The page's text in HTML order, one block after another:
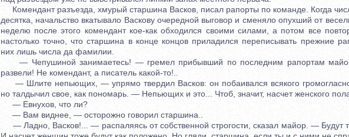
Комендант разъезда, хмурый старшина Васков, писал рапорты по команде. Когда
десятка, начальство вкатывало Васкову очередной выговор и сменяло опухший от
неделю после этого комендант кое-как обходился своими силами, а потом все
настолько точно, что старшина в конце концов приладился переписывать прежние
них лишь числа да фамилии.
— Чепушиной занимаетесь! — гремел прибывший по последним рапортам
развели! Не комендант, а писатель какой-то!..
— Шлите непьющих, — упрямо твердил Васков: он побаивался всякого
но талдычил свое, как пономарь. — Непьющих и это... Чтоб, значит, насчет женского
— Евнухов, что ли?
— Вам виднее, — осторожно говорил старшина..
— Ладно, Васков!... — распаляясь от собственной строгости, сказал майор. — Будут